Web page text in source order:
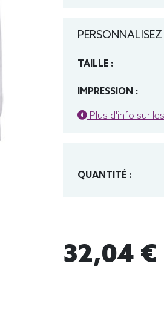
PERSONNALISEZ
TAILLE :
IMPRESSION :
Plus d'info sur
QUANTITÉ :
32,04 €